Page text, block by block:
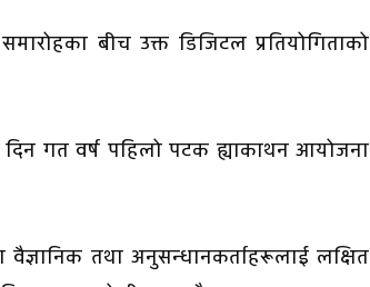
बीच उक्त डिजिटल प्रतियोगिताको
दिन गत वर्ष पहिलो पटक ह्याकाथन आयोजना
वैज्ञानिक तथा अनुसन्धानकर्ताहरूलाई लक्षित